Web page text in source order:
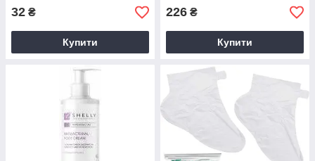
32 ₴
Купити
226 ₴
Купити